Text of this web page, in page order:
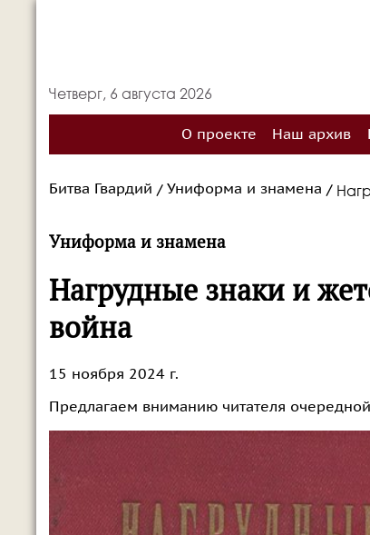
Четверг, 6 августа 2026
О проекте Наш архив
Битва Гвардий / Униформа и знамена /
Униформа и знамена
Нагрудные знаки и
война
15 ноября 2024 г.
Предлагаем вниманию читателя